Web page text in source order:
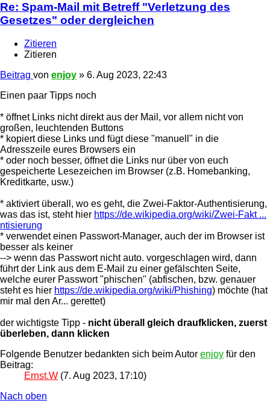
Re: Spam-Mail mit Betreff "Verletzung des
Gesetzes" oder dergleichen
Zitieren
Zitieren
Beitrag von enjoy » 6. Aug 2023, 22:43
Einen paar Tipps noch
* öffnet Links nicht direkt aus der Mail, vor allem nicht von
großen, leuchtenden Buttons
* kopiert diese Links und fügt diese "manuell" in die
Adresszeile eures Browsers ein
* oder noch besser, öffnet die Links nur über von euch
gespeicherte Lesezeichen im Browser (z.B. Homebanking,
Kreditkarte, usw.)
* aktiviert überall, wo es geht, die Zwei-Faktor-Authentisierung,
was das ist, steht hier https://de.wikipedia.org/wiki/Zwei-Fakt ...
ntisierung
* verwendet einen Passwort-Manager, auch der im Browser ist
besser als keiner
--> wenn das Passwort nicht auto. vorgeschlagen wird, dann
führt der Link aus dem E-Mail zu einer gefälschten Seite,
welche eurer Passwort "phischen" (abfischen, bzw. genauer
steht es hier https://de.wikipedia.org/wiki/Phishing) möchte (hat
mir mal den Ar... gerettet)
der wichtigste Tipp - nicht überall gleich draufklicken, zuerst
überleben, dann klicken
Folgende Benutzer bedankten sich beim Autor enjoy für den
Beitrag:
Ernst.W (7. Aug 2023, 17:10)
Nach oben